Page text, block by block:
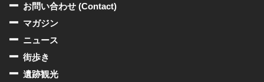
お問い合わせ (Contact)
マガジン
ニュース
街歩き
遺跡観光